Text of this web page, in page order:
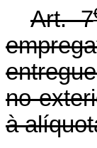
Art. 7
no
à